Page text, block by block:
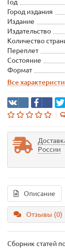
Год
Город издания
Издание
Издательство
Количество
Переплет
Состояние
Формат
Все
России
Описание
Отзывы (0)
Сборник статей